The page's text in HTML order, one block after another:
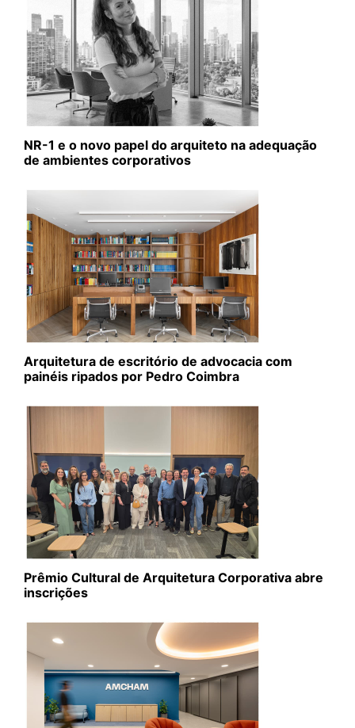
NR-1 e o novo papel do arquiteto na adequação
de ambientes corporativos
Arquitetura de escritório de advocacia com
painéis ripados por Pedro Coimbra
Prêmio Cultural de Arquitetura Corporativa abre
inscrições